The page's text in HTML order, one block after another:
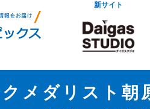
新サイト
メダリスト朝